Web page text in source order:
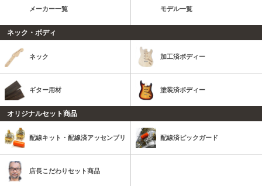
メーカー一覧 モデル一覧
ネック・ボディ
ネック 加工済ボディー
ギター用材 塗装済ボディー
オリジナルセット商品
配線キット・配線済アッセンブリ 配線済ピックガード
店長こだわりセット商品